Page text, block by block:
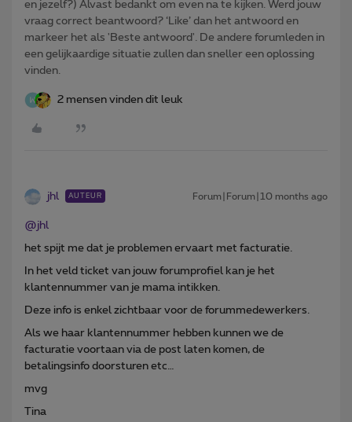
en jezelf?) Alvast bedankt om even na te kijken. Werd jouw
vraag correct beantwoord? ‘Like’ dan het antwoord en
markeer het als 'Beste antwoord'. De andere forumleden in
een gelijkaardige situatie zullen dan sneller een oplossing
vinden.
2 mensen vinden dit leuk
jhl AUTEUR Forum|Forum|10 months ago
@jhl
het spijt me dat je problemen ervaart met facturatie.
In het veld ticket van jouw forumprofiel kan je het
klantennummer van je mama intikken.
Deze info is enkel zichtbaar voor de forummedewerkers.
Als we haar klantennummer hebben kunnen we de
facturatie voortaan via de post laten komen, de
betalingsinfo doorsturen etc…
mvg
Tina